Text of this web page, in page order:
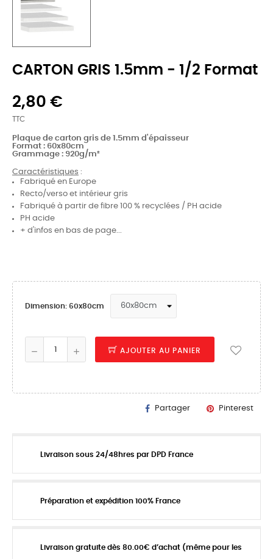
CARTON GRIS 1.5mm - 1/2 Format
2,80 €
TTC
Plaque de carton gris de 1.5mm d'épaisseur
Format : 60x80cm
Grammage : 920g/m²
Caractéristiques :
Fabriqué en Europe
Recto/verso et intérieur gris
Fabriqué à partir de fibre 100 % recyclées / PH acide
PH acide
+ d'infos en bas de page...
Dimension: 60x80cm
AJOUTER AU PANIER
Partager Pinterest
Livraison sous 24/48hres par DPD France
Préparation et expédition 100% France
Livraison gratuite dès 80.00€ d’achat (même pour les